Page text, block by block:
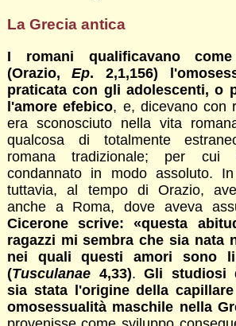
La Grecia antica
I romani qualificavano
(Orazio,
Ep. 2,1,156)
praticata con gli adolescenti, o
l'amore efebico, e, dicevano con
era sconosciuto nella vita
qualcosa di totalmente
romana tradizionale; per
condannato in modo assoluto.
tuttavia, al tempo di Orazio,
anche a Roma, dove aveva
Cicerone scrive: «questa
ragazzi mi sembra che sia nata
nei quali questi amori sono
(Tusculanae4,33).Gli studiosi
sia stata l'origine della
omosessualità maschile nella